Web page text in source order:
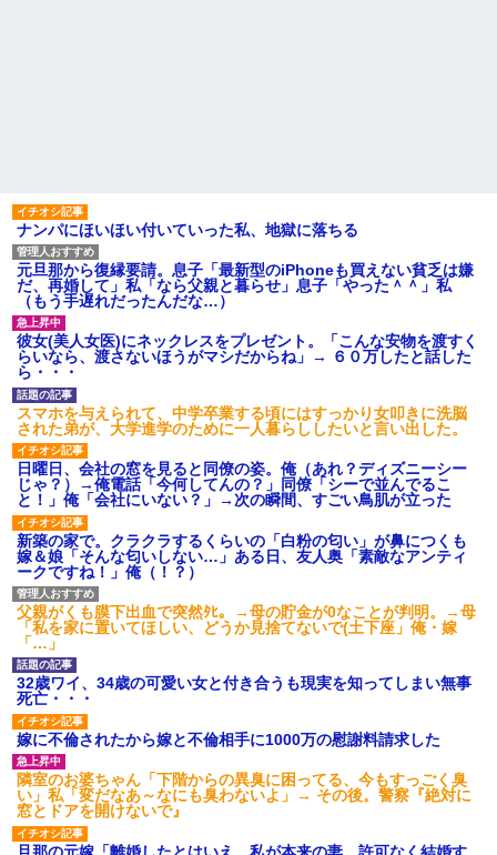
私「ちょっと、人の家の金庫
触らないでよ！」キチママ『そ
こに金庫があったから、開けて
みようとしただけ☆』義兄「泥
は出てけ！二度と来るな！」結
果・・・
私「初めて飲む味だけどなん
のお茶？」彼「ちっ！」私「」
【GIF】JSのカンチョーワロ
タ
後続車にクラクションを鳴ら
され彼氏が逆切れ。「何クラク
ション鳴らしてんだ！降りてこ
いよ！」と怒鳴りだし...
【衝撃】報酬100万円超の治験
募集がこちらｗｗｗｗｗ(※画像
あり)
【ネット騒然】惨殺されたタ
ワマン頂き女子のこの動画、す
げえええええｗｗｗｗｗｗｗｗ
ｗｗｗ
【愕然】白のクラウン俺氏、
高速道路左車線を制限速度で走
った結果wwwwwwwwwwww
百年の恋12-899 食べた量を
張り合ってくる
【悲報】佐藤輝明・・・２軍
でも盛大にやらかす←あまり悲
しませないでくれ
ナンパにほいほい付いていった私、地獄に落ちる
元旦那から復縁要請。息子「最新型のiPhoneも買えない貧乏は嫌
だ、再婚して」私「なら父親と暮らせ」息子「やった＾＾」私
（もう手遅れだったんだな…）
彼女(美人女医)にネックレスをプレゼント。「こんな安物を渡すく
らいなら、渡さないほうがマシだからね」→ ６０万したと話した
ら・・・
スマホを与えられて、中学卒業する頃にはすっかり女叩きに洗脳
された弟が、大学進学のために一人暮らししたいと言い出した。
日曜日、会社の窓を見ると同僚の姿。俺（あれ？ディズニーシー
じゃ？）→俺電話「今何してんの？」同僚「シーで並んでるこ
と！」俺「会社にいない？」→次の瞬間、すごい鳥肌が立った
新築の家で。クラクラするくらいの「白粉の匂い」が鼻につくも
嫁＆娘「そんな匂いしない…」ある日、友人奥「素敵なアンティ
ークですね！」俺（！？）
父親がくも膜下出血で突然ﾀﾋ。→母の貯金が0なことが判明。→母
「私を家に置いてほしい、どうか見捨てないで(土下座」俺・嫁
「…」
32歳ワイ、34歳の可愛い女と付き合うも現実を知ってしまい無事
死亡・・・
嫁に不倫されたから嫁と不倫相手に1000万の慰謝料請求した
隣室のお婆ちゃん「下階からの異臭に困ってる、今もすっごく臭
い」私「変だなあ～なにも臭わないよ」→ その後。警察『絶対に
窓とドアを開けないで』
旦那の元嫁「離婚したとはいえ、私が本来の妻。許可なく結婚す